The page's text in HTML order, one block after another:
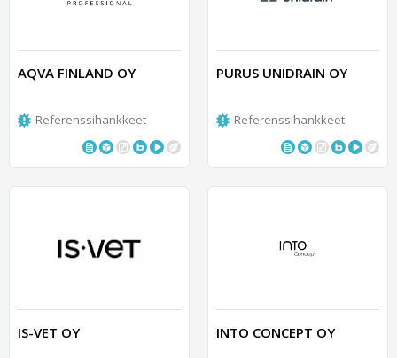
AQVA FINLAND OY
Referenssihankkeet
PURUS UNIDRAIN OY
Referenssihankkeet
IS-VET OY INTO CONCEPT OY